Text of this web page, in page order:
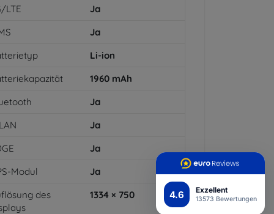
4.6 Exzellent
13573 Bewertungen
LTE
Ja
Ja
Li-ion
1960 mAh
Ja
Ja
Ja
Modul
Ja
des
1334 × 750